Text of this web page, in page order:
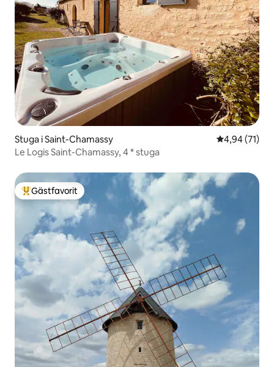
Stuga i Saint-Chamassy 4,94 av 5 i
4,94 (71)
Le Logis Saint-Chamassy, 4 * stuga
Populär gästfavorit
Gästfavorit